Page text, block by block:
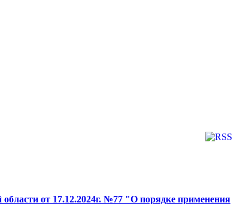
от 17.12.2024г. №77 "О порядке применения